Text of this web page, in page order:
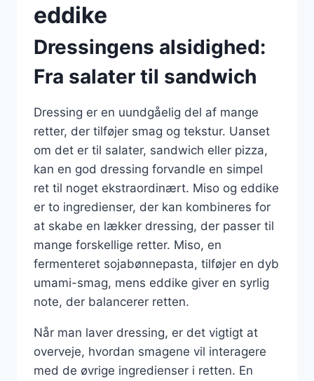
eddike
Dressingens alsidighed:
Fra salater til sandwich
Dressing er en uundgåelig del af mange
retter, der tilføjer smag og tekstur. Uanset
om det er til salater, sandwich eller pizza,
kan en god dressing forvandle en simpel
ret til noget ekstraordinært. Miso og eddike
er to ingredienser, der kan kombineres for
at skabe en lækker dressing, der passer til
mange forskellige retter. Miso, en
fermenteret sojabønnepasta, tilføjer en dyb
umami-smag, mens eddike giver en syrlig
note, der balancerer retten.
Når man laver dressing, er det vigtigt at
overveje, hvordan smagene vil interagere
med de øvrige ingredienser i retten. En